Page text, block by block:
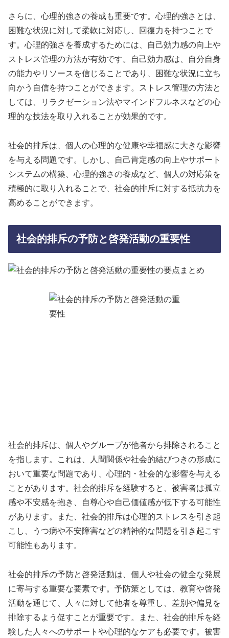
さらに、心理的強さの養成も重要です。心理的強さとは、
困難な状況に対して柔軟に対応し、回復力を持つことで
す。心理的強さを養成するためには、自己効力感の向上や
ストレス管理の方法が有効です。自己効力感は、自分自身
の能力やリソースを信じることであり、困難な状況に立ち
向かう自信を持つことができます。ストレス管理の方法と
しては、リラクゼーション法やマインドフルネスなどの心
理的な技法を取り入れることが効果的です。
社会的排斥は、個人の心理的な健康や幸福感に大きな影響
を与える問題です。しかし、自己肯定感の向上やサポート
システムの構築、心理的強さの養成など、個人の対応策を
積極的に取り入れることで、社会的排斥に対する抵抗力を
高めることができます。
社会的排斥の予防と啓発活動の重要性
社会的排斥は、個人やグループが他者から排除されること
を指します。これは、人間関係や社会的結びつきの形成に
おいて重要な問題であり、心理的・社会的な影響を与える
ことがあります。社会的排斥を経験すると、被害者は孤立
感や不安感を抱き、自尊心や自己価値感が低下する可能性
があります。また、社会的排斥は心理的ストレスを引き起
こし、うつ病や不安障害などの精神的な問題を引き起こす
可能性もあります。
社会的排斥の予防と啓発活動は、個人や社会の健全な発展
に寄与する重要な要素です。予防策としては、教育や啓発
活動を通じて、人々に対して他者を尊重し、差別や偏見を
排除するよう促すことが重要です。また、社会的排斥を経
験した人々へのサポートや心理的なケアも必要です。被害